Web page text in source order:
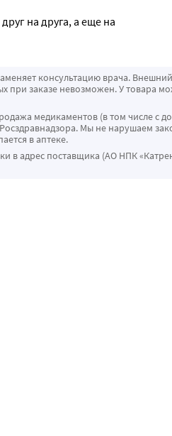
на друга, а еще на
консультацию врача.
заказе невозможен. У товара
медикаментов (в том числе с
Мы не нарушаем
в аптеке.
в адрес поставщика (АО НПК